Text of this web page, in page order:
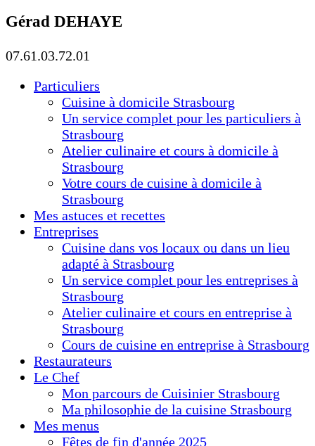
Gérad DEHAYE
07.61.03.72.01
Particuliers
Cuisine à domicile Strasbourg
Un service complet pour les particuliers à
Strasbourg
Atelier culinaire et cours à domicile à
Strasbourg
Votre cours de cuisine à domicile à
Strasbourg
Mes astuces et recettes
Entreprises
Cuisine dans vos locaux ou dans un lieu
adapté à Strasbourg
Un service complet pour les entreprises à
Strasbourg
Atelier culinaire et cours en entreprise à
Strasbourg
Cours de cuisine en entreprise à Strasbourg
Restaurateurs
Le Chef
Mon parcours de Cuisinier Strasbourg
Ma philosophie de la cuisine Strasbourg
Mes menus
Fêtes de fin d'année 2025